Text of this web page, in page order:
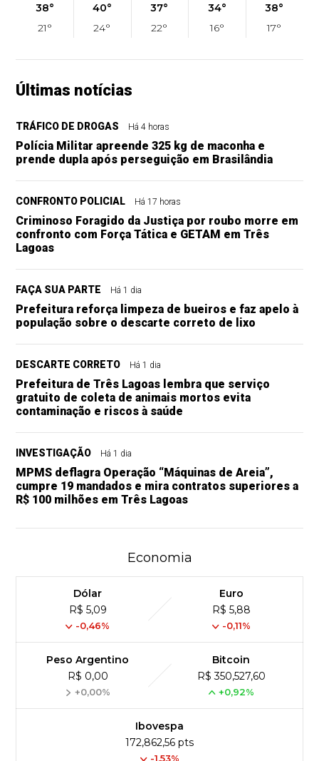
38°
21°
40°
24°
37°
22°
34°
16°
38°
17°
Últimas notícias
TRÁFICO DE DROGAS Há 4 horas
Polícia Militar apreende 325 kg de maconha e
prende dupla após perseguição em Brasilândia
CONFRONTO POLICIAL Há 17 horas
Criminoso Foragido da Justiça por roubo morre em
confronto com Força Tática e GETAM em Três
Lagoas
FAÇA SUA PARTE Há 1 dia
Prefeitura reforça limpeza de bueiros e faz apelo à
população sobre o descarte correto de lixo
DESCARTE CORRETO Há 1 dia
Prefeitura de Três Lagoas lembra que serviço
gratuito de coleta de animais mortos evita
contaminação e riscos à saúde
INVESTIGAÇÃO Há 1 dia
MPMS deflagra Operação “Máquinas de Areia”,
cumpre 19 mandados e mira contratos superiores a
R$ 100 milhões em Três Lagoas
Economia
Dólar
R$ 5,09
-0,46%
Euro
R$ 5,88
-0,11%
Peso Argentino
R$ 0,00
+0,00%
Bitcoin
R$ 350,527,60
+0,92%
Ibovespa
172,862,56 pts
-1.53%